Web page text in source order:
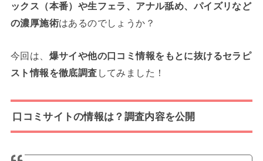
ックス（本番）や生フェラ、アナル舐め、パイズリなど
の濃厚施術はあるのでしょうか？
今回は、 爆サイや他の口コミ情報をもとに抜けるセラピ
スト情報を徹底調査 してみました！
口コミサイトの情報は？調査内容を公開